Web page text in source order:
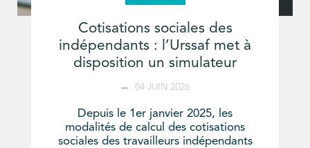
Cotisations sociales des
indépendants : l’Urssaf met à
disposition un simulateur
04 JUIN 2026
Depuis le 1er janvier 2025, les
modalités de calcul des cotisations
sociales des travailleurs indépendants